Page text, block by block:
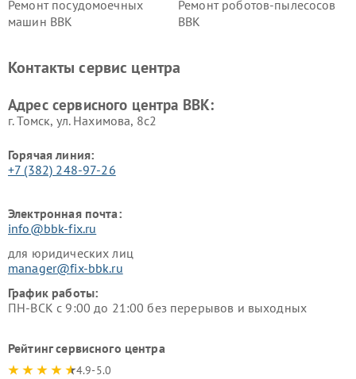
Ремонт посудомоечных
машин BBK
Ремонт роботов-пылесосов
BBK
Ремонт винных шкафов BBK
Контакты сервис центра
Адрес сервисного центра BBK:
г. Томск, ул. Нахимова, 8с2
Горячая линия:
+7 (382) 248-97-26
Электронная почта:
info@bbk-fix.ru
для юридических лиц
manager@fix-bbk.ru
График работы:
ПН-ВСК с 9:00 до 21:00 без перерывов и выходных
Рейтинг сервисного центра
4.9-5.0